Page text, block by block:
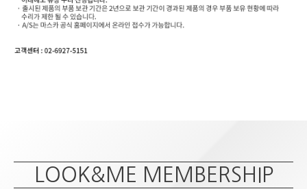
LOOK&ME MEMBERSHIP